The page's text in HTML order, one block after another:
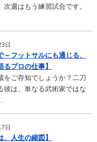
週はもう練習試合です。
日
～フットサルにも通じる、
プロの仕事】
をご存知でしょうか？二刀
彼は、単なる武術家ではな
日
、人生の縮図】